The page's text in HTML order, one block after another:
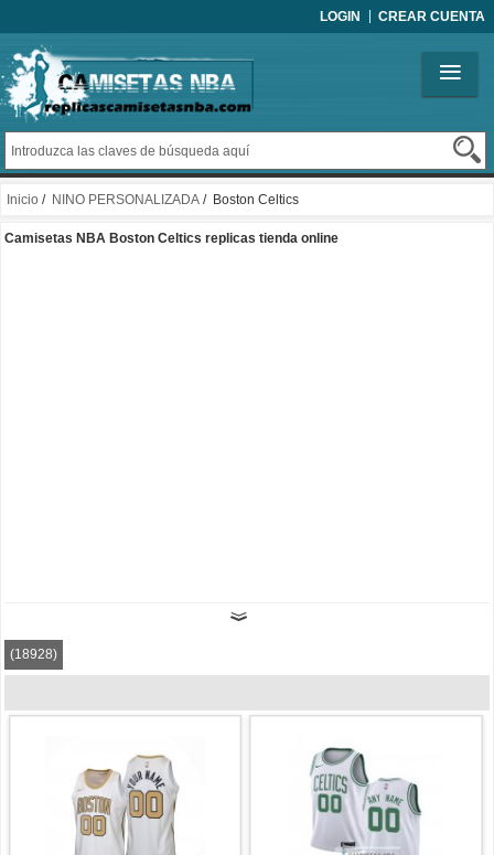
LOGIN CREAR CUENTA
Inicio / NINO PERSONALIZADA / Boston Celtics
Camisetas NBA Boston Celtics replicas tienda online
(18928)